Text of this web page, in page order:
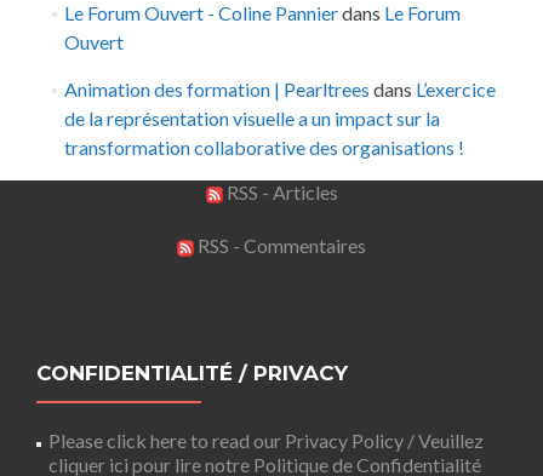
Le Forum Ouvert - Coline Pannierdans Le Forum
Ouvert
Animation des formation | Pearltrees dans L’exercice
de la représentation visuelle a un impact sur la
transformation collaborative des organisations !
RSS - Articles
RSS - Commentaires
CONFIDENTIALITÉ / PRIVACY
Please click here to read our Privacy Policy / Veuillez
cliquer ici pour lire notre Politique de Confidentialité